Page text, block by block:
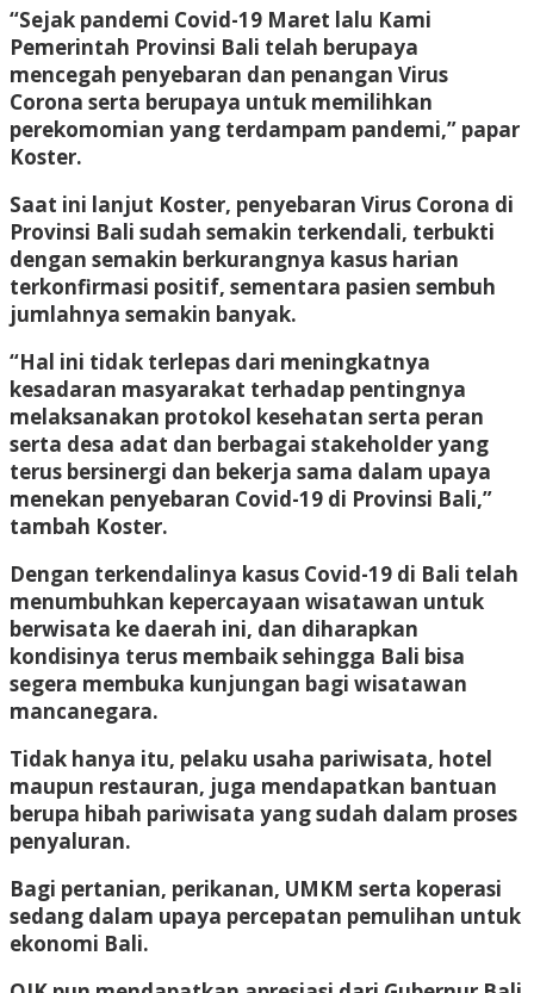
“Sejak pandemi Covid-19 Maret lalu Kami
Pemerintah Provinsi Bali telah berupaya
mencegah penyebaran dan penangan Virus
Corona serta berupaya untuk memilihkan
perekomomian yang terdampam pandemi,” papar
Koster.
Saat ini lanjut Koster, penyebaran Virus Corona di
Provinsi Bali sudah semakin terkendali, terbukti
dengan semakin berkurangnya kasus harian
terkonfirmasi positif, sementara pasien sembuh
jumlahnya semakin banyak.
“Hal ini tidak terlepas dari meningkatnya
kesadaran masyarakat terhadap pentingnya
melaksanakan protokol kesehatan serta peran
serta desa adat dan berbagai stakeholder yang
terus bersinergi dan bekerja sama dalam upaya
menekan penyebaran Covid-19 di Provinsi Bali,”
tambah Koster.
Dengan terkendalinya kasus Covid-19 di Bali telah
menumbuhkan kepercayaan wisatawan untuk
berwisata ke daerah ini, dan diharapkan
kondisinya terus membaik sehingga Bali bisa
segera membuka kunjungan bagi wisatawan
mancanegara.
Tidak hanya itu, pelaku usaha pariwisata, hotel
maupun restauran, juga mendapatkan bantuan
berupa hibah pariwisata yang sudah dalam proses
penyaluran.
Bagi pertanian, perikanan, UMKM serta koperasi
sedang dalam upaya percepatan pemulihan untuk
ekonomi Bali.